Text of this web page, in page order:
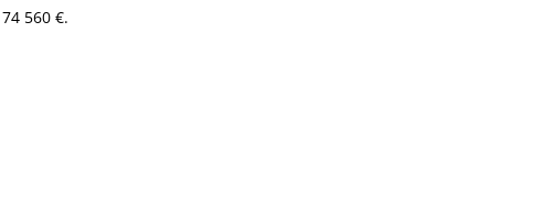
560 €.